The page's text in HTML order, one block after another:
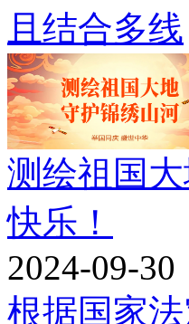
且结合多线
测绘祖国
快乐！
2024-09-30
根据国家